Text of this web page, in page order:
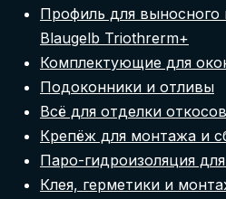
Профиль для
Blaugelb Triothrerm+
Комплектующие для
Подоконники и отливы
Всё для отделки откосов
Крепёж для монтажа и
Паро-гидроизоляция
Клея, герметики и